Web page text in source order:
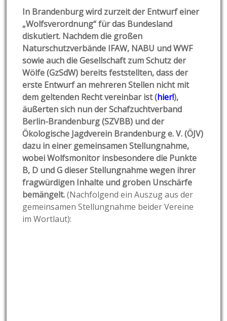
In Brandenburg wird zurzeit der Entwurf einer
„Wolfsverordnung“ für das Bundesland
diskutiert. Nachdem die großen
Naturschutzverbände IFAW, NABU und WWF
sowie auch die Gesellschaft zum Schutz der
Wölfe (GzSdW) bereits feststellten, dass der
erste Entwurf an mehreren Stellen nicht mit
dem geltenden Recht vereinbar ist (hier!),
äußerten sich nun der Schafzuchtverband
Berlin-Brandenburg (SZVBB) und der
Ökologische Jagdverein Brandenburg e. V. (ÖJV)
dazu in einer gemeinsamen Stellungnahme,
wobei Wolfsmonitor insbesondere die Punkte
B, D und G dieser Stellungnahme wegen ihrer
fragwürdigen Inhalte und groben Unschärfe
bemängelt.(Nachfolgend ein Auszug aus der
gemeinsamen Stellungnahme beider Vereine
im Wortlaut):